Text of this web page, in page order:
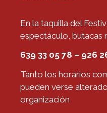
En la taquilla del
espectáculo, butacas
639 33 05 78 – 926
Tanto los horarios
pueden verse
organización